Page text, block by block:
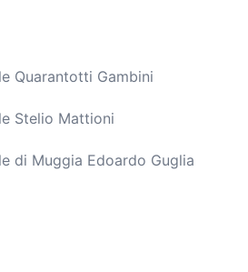
Quarantotti Gambini
Stelio Mattioni
di Muggia Edoardo Guglia